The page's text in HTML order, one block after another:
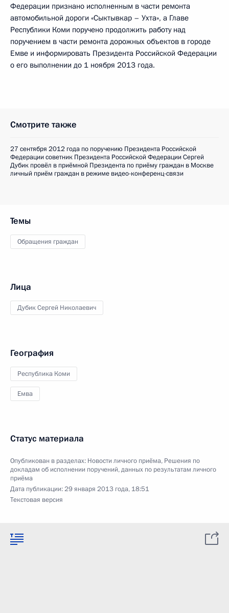
Федерации признано исполненным в части ремонта
автомобильной дороги «Сыктывкар – Ухта», а Главе
Республики Коми поручено продолжить работу над
поручением в части ремонта дорожных объектов в городе
Емве и информировать Президента Российской Федерации
о его выполнении до 1 ноября 2013 года.
Смотрите также
27 сентября 2012 года по поручению Президента Российской
Федерации советник Президента Российской Федерации Сергей
Дубик провёл в приёмной Президента по приёму граждан в Москве
личный приём граждан в режиме видео-конференц-связи
Темы
Обращения граждан
Лица
Дубик Сергей Николаевич
География
Республика Коми
Емва
Статус материала
Опубликован в разделах: Новости личного приёма, Решения по
докладам об исполнении поручений, данных по результатам личного
приёма
Дата публикации:29 января 2013 года, 18:51
Текстовая версия